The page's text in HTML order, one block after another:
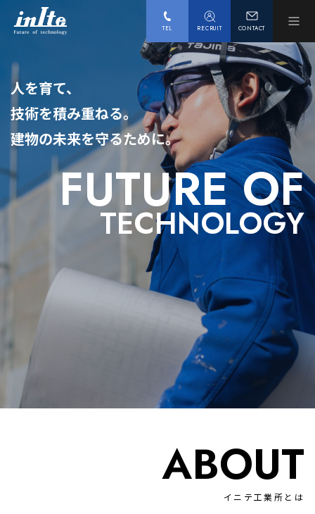
TEL RECRUIT CONTACT
人を育て、
技術を積み重ねる。
建物の未来を守るために。
FUTURE OF
TECHNOLOGY
ABOUT
イニテ工業所とは